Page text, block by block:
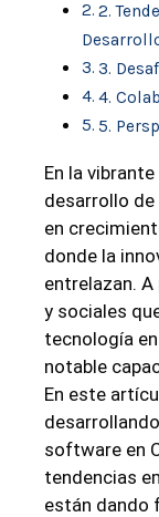
2.
3.
4.
5.
En la
desarrollo
en
donde la
entrelazan.
y sociales
tecnología
notable
En este
software en
tendencias
están dando